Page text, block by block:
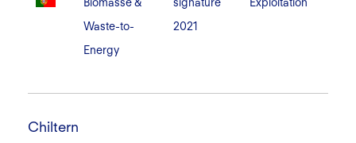
Waste-to-
Energy
2021
Chiltern